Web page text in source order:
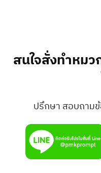
สนใจสั่งทำหม
ปรึกษา สอบถาม